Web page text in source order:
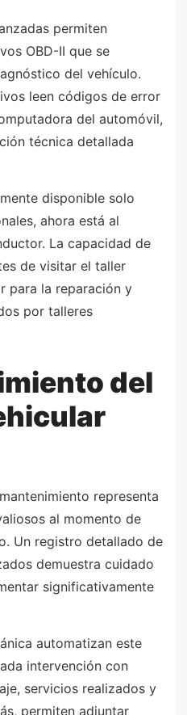
permiten
OBD-II que se
del vehículo.
leen códigos de error
del automóvil,
técnica detallada
disponible solo
ahora está al
La capacidad de
de visitar el taller
para la reparación y
por talleres
del
representa
al momento de
Un registro detallado de
demuestra cuidado
significativamente
automatizan este
intervención con
servicios realizados y
permiten adjuntar